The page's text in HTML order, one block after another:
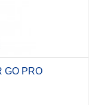
GO PRO